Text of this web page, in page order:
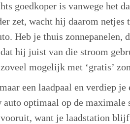
goedkoper is vanwege het
zet, wacht hij daarom
Heb je thuis zonnepanelen,
dat hij juist van die stroom
mogelijk met ‘gratis’
een laadpaal en verdiep
optimaal op de maximale
vooruit, want je laadstation